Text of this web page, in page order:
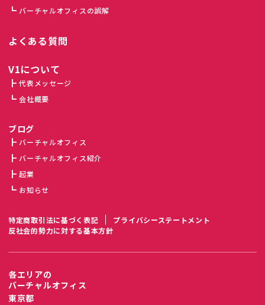
バーチャルオフィスの誤解
よくある質問
V1について
代表メッセージ
会社概要
ブログ
バーチャルオフィス
バーチャルオフィス紹介
起業
お知らせ
特定商取引法に基づく表記
プライバシーステートメント
反社会的勢力に対する基本方針
各エリアの
バーチャルオフィス
東京都